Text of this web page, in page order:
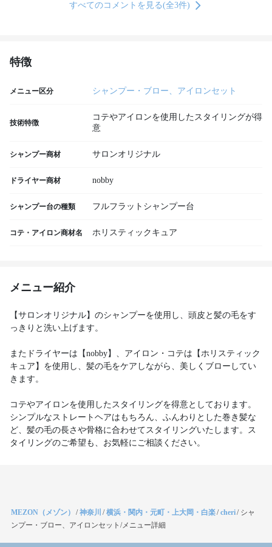
すべてのコメントを見る(全3件)
特徴
メニュー区分 シャンプー・ブロー、アイロンセット
技術特徴
コテやアイロンを使用したスタイリングが得
意
シャンプー商材 サロンオリジナル
ドライヤー商材 nobby
シャンプー台の種類 フルフラットシャンプー台
コテ・アイロン商材名 ホリスティックキュア
メニュー紹介
【サロンオリジナル】のシャンプーを使用し、頭皮と髪の毛をす
っきりと洗い上げます。
またドライヤーは【nobby】、アイロン・コテは【ホリスティック
キュア】を使用し、髪の毛をケアしながら、美しくブローしてい
きます。
コテやアイロンを使用したスタイリングを得意としております。
シンプルなストレートヘアはもちろん、ふんわりとした巻き髪な
ど、髪の毛の長さや骨格に合わせてスタイリングいたします。ス
タイリングのご希望も、お気軽にご相談ください。
MEZON（メゾン） /神奈川 /横浜・関内・元町・上大岡・白楽/cheri/ シャ
ンプー・ブロー、アイロンセット/メニュー詳細